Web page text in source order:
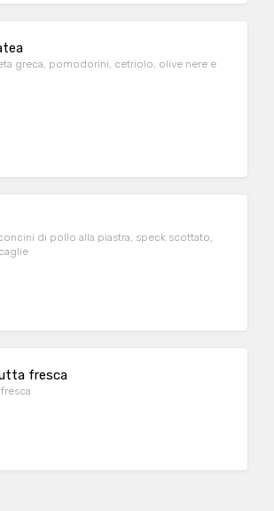
greca, pomodorini, cetriolo, olive nere e
di pollo alla piastra, speck scottato,
fresca